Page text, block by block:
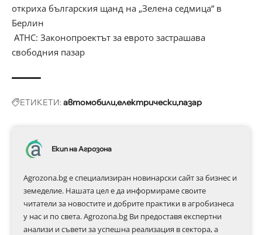
откриха българския щанд на „Зелена седмица“ в
Берлин
АТНС: Законопроектът за еврото застрашава
свободния пазар
ЕТИКЕТИ:автомобилиелектрически пазар
Екип на Агрозона
Agrozona.bg e специализиран новинарски сайт за бизнес и
земеделие. Нашата цел е да информираме своите
читатели за новостите и добрите практики в агробизнеса
у нас и по света. Agrozona.bg Ви предоставя експертни
анализи и съвети за успешна реализация в сектора, а